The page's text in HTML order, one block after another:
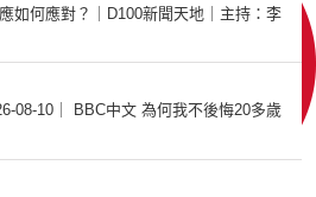
如何應對？｜D100新聞天地｜主持：李
08-10｜ BBC中文 為何我不後悔20多歲